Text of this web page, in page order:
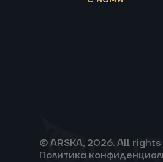
© ARSKA, 2026. All
Политика